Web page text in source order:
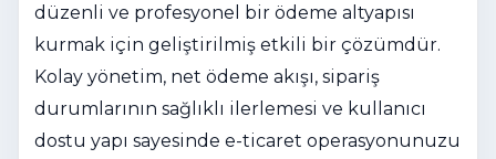
düzenli ve profesyonel bir ödeme altyapısı
kurmak için geliştirilmiş etkili bir çözümdür.
Kolay yönetim, net ödeme akışı, sipariş
durumlarının sağlıklı ilerlemesi ve kullanıcı
dostu yapı sayesinde e-ticaret operasyonunuzu